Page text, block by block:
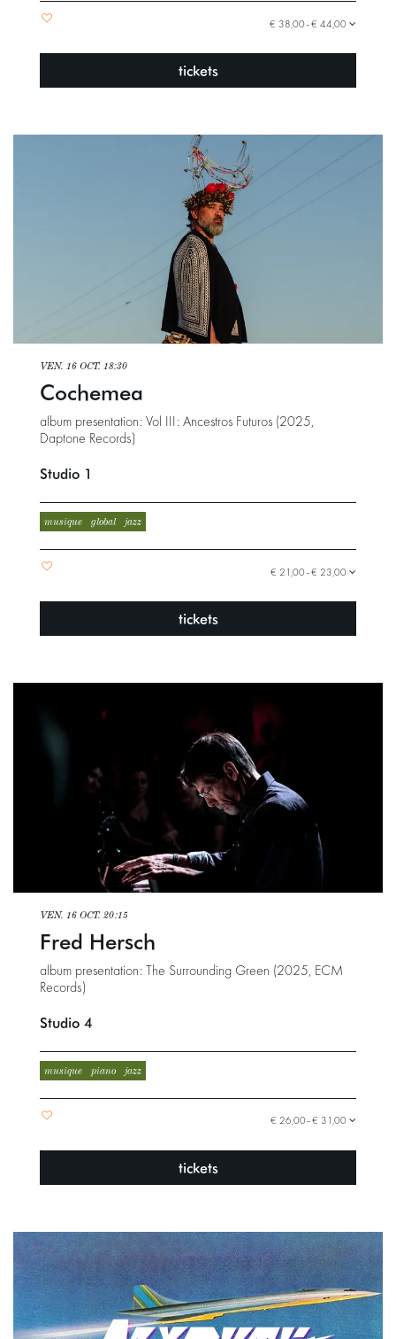
€ 38,00–€ 44,00
tickets
Cochemea
album presentation: Vol III: Ancestros Futuros (2025,
Daptone Records)
VEN. 16 OCT. 18:30
Studio 1
musique global jazz
€ 21,00–€ 23,00
tickets
Fred Hersch
album presentation: The Surrounding Green (2025, ECM
Records)
VEN. 16 OCT. 20:15
Studio 4
musique piano jazz
€ 26,00–€ 31,00
tickets